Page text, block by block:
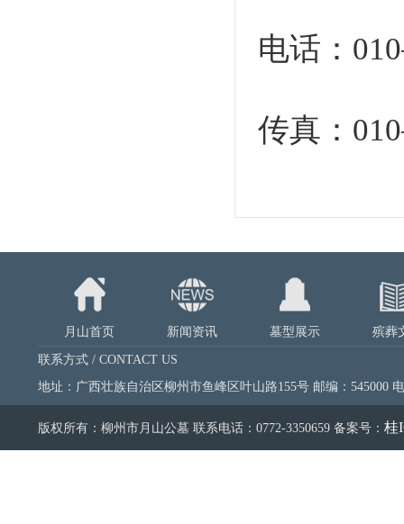
电话：
传真：
月山首页 新闻资讯 墓型展示 殡葬
联系方式 / CONTACT US
地址：广西壮族自治区柳州市鱼峰区叶山路155号 邮编：545000
版权所有：柳州市月山公墓 联系电话：0772-3350659 备案号： 桂